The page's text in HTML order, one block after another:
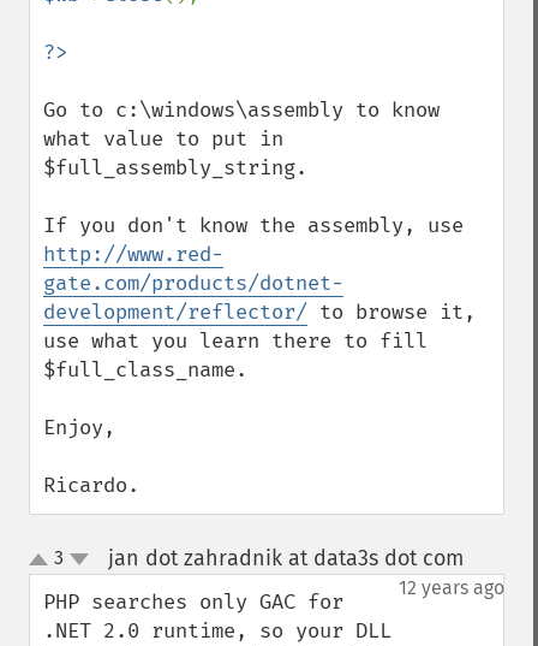
Go to c:\windows\assembly to know
what value to put in
$full_assembly_string.
http://www.red-
gate.com/products/dotnet-
development/reflector/ to browse it,
use what you learn there to fill
$full_class_name.
Enjoy,
Ricardo.
up
down
3 jan dot zahradnik at data3s dot com
12 years ago
PHP searches only GAC for
.NET 2.0 runtime, so your DLL